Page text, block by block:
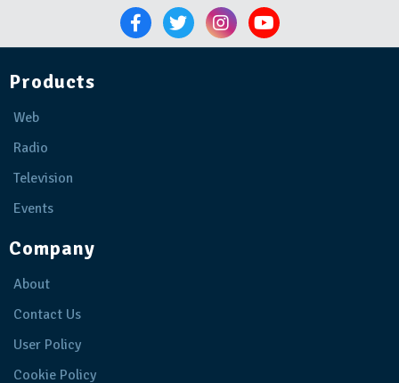
Products
Web
Radio
Television
Events
Company
About
Contact Us
User Policy
Cookie Policy